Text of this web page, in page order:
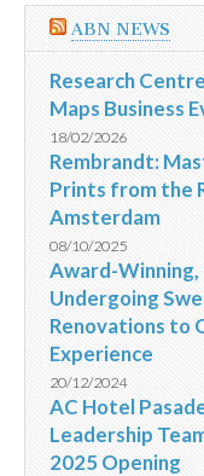
ABN NEWS
Research
Maps Business
18/02/2026
Rembrandt:
Prints from the
Amsterdam
08/10/2025
Award-
Undergoing
Renovations to
Experience
20/12/2024
AC Hotel
Leadership
2025 Opening